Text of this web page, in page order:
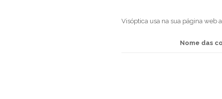
Visóptica usa na sua página web
Nome das